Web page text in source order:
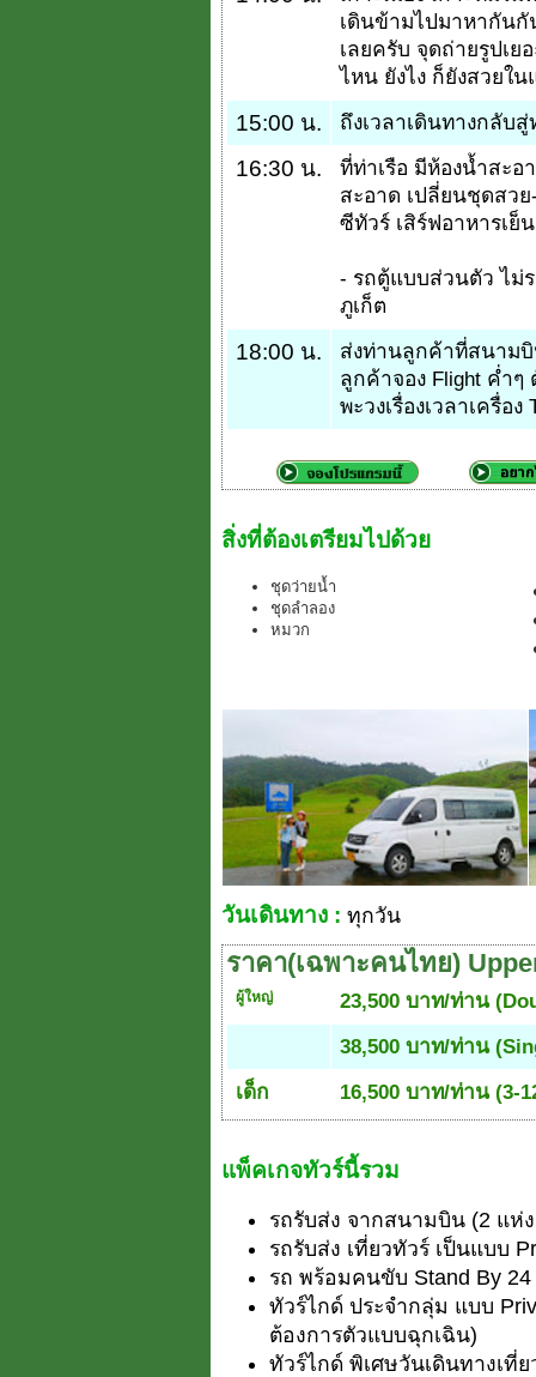
เดินข้ามไปมาหากันกั
เลยครับ จุดถ่ายรูปเ
ไหน ยังไง ก็ยังสวยใ
15:00 น. ถึงเวลาเดินทางกลับ
16:30 น.
ที่ท่าเรือ มีห้องน้ำสะอ
สะอาด เปลี่ยนชุดสวย
ซีทัวร์ เสิร์ฟอาหารเย็
- รถตู้แบบส่วนตัว ไม่
ภูเก็ต
18:00 น.
ส่งท่านลูกค้าที่สนาม
ลูกค้าจอง Flight ค่ำๆ
พะวงเรื่องเวลาเครื่อง
สิ่งที่ต้องเตรียมไปด้วย
ชุดว่ายน้ำ
ชุดลำลอง
หมวก
วันเดินทาง : ทุกวัน
ราคา(เฉพาะคนไทย)
ผู้ใหญ่
23,500 บาท/ท่าน
38,500 บาท/ท่าน
เด็ก
16,500 บาท/ท่าน (3-
แพ็คเกจทัวร์นี้รวม
รถรับส่ง จากสนามบิน (2 แห่
รถรับส่ง เที่ยวทัวร์ เป็นแบบ
รถ พร้อมคนขับ Stand By
ทัวร์ไกด์ ประจำกลุ่ม แบบ
ต้องการตัวแบบฉุกเฉิน)
ทัวร์ไกด์ พิเศษวันเดินทางเที่